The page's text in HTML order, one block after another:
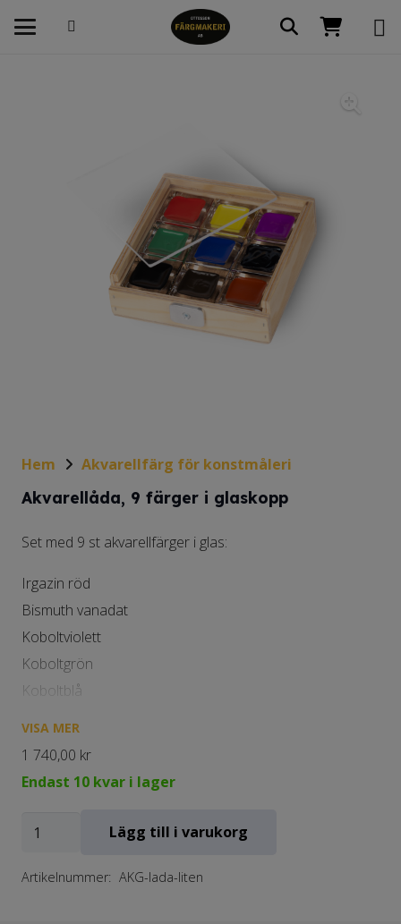
Hem
Akvarellfärg för konstmåleri
Akvarellåda, 9 färger i glaskopp
Set med 9 st akvarellfärger i glas:
Irgazin röd
Bismuth vanadat
Koboltviolett
Koboltgrön
Koboltblå
VISA MER
1 740,00 kr
Endast 10 kvar i lager
Akvarellåda,
färger
Lägg till i varukorg
Artikelnummer: AKG-lada-liten